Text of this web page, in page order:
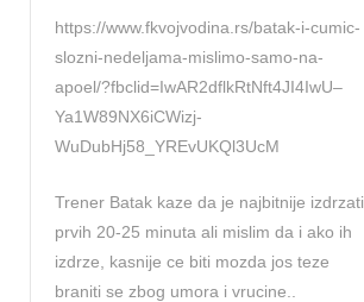
https://www.fkvojvodina.rs/batak-i-cumic-
slozni-nedeljama-mislimo-samo-na-
apoel/?fbclid=IwAR2dflkRtNft4JI4IwU–
Ya1W89NX6iCWizj-
WuDubHj58_YREvUKQl3UcM
Trener Batak kaze da je najbitnije izdrzati
prvih 20-25 minuta ali mislim da i ako ih
izdrze, kasnije ce biti mozda jos teze
braniti se zbog umora i vrucine..